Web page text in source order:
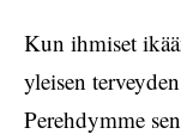
Kun ihmiset
yleisen
Perehdymme